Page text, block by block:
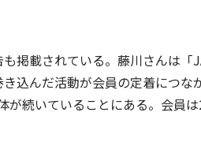
掲載されている。藤川さんは「
込んだ活動が会員の定着につな
続いていることにある。会員